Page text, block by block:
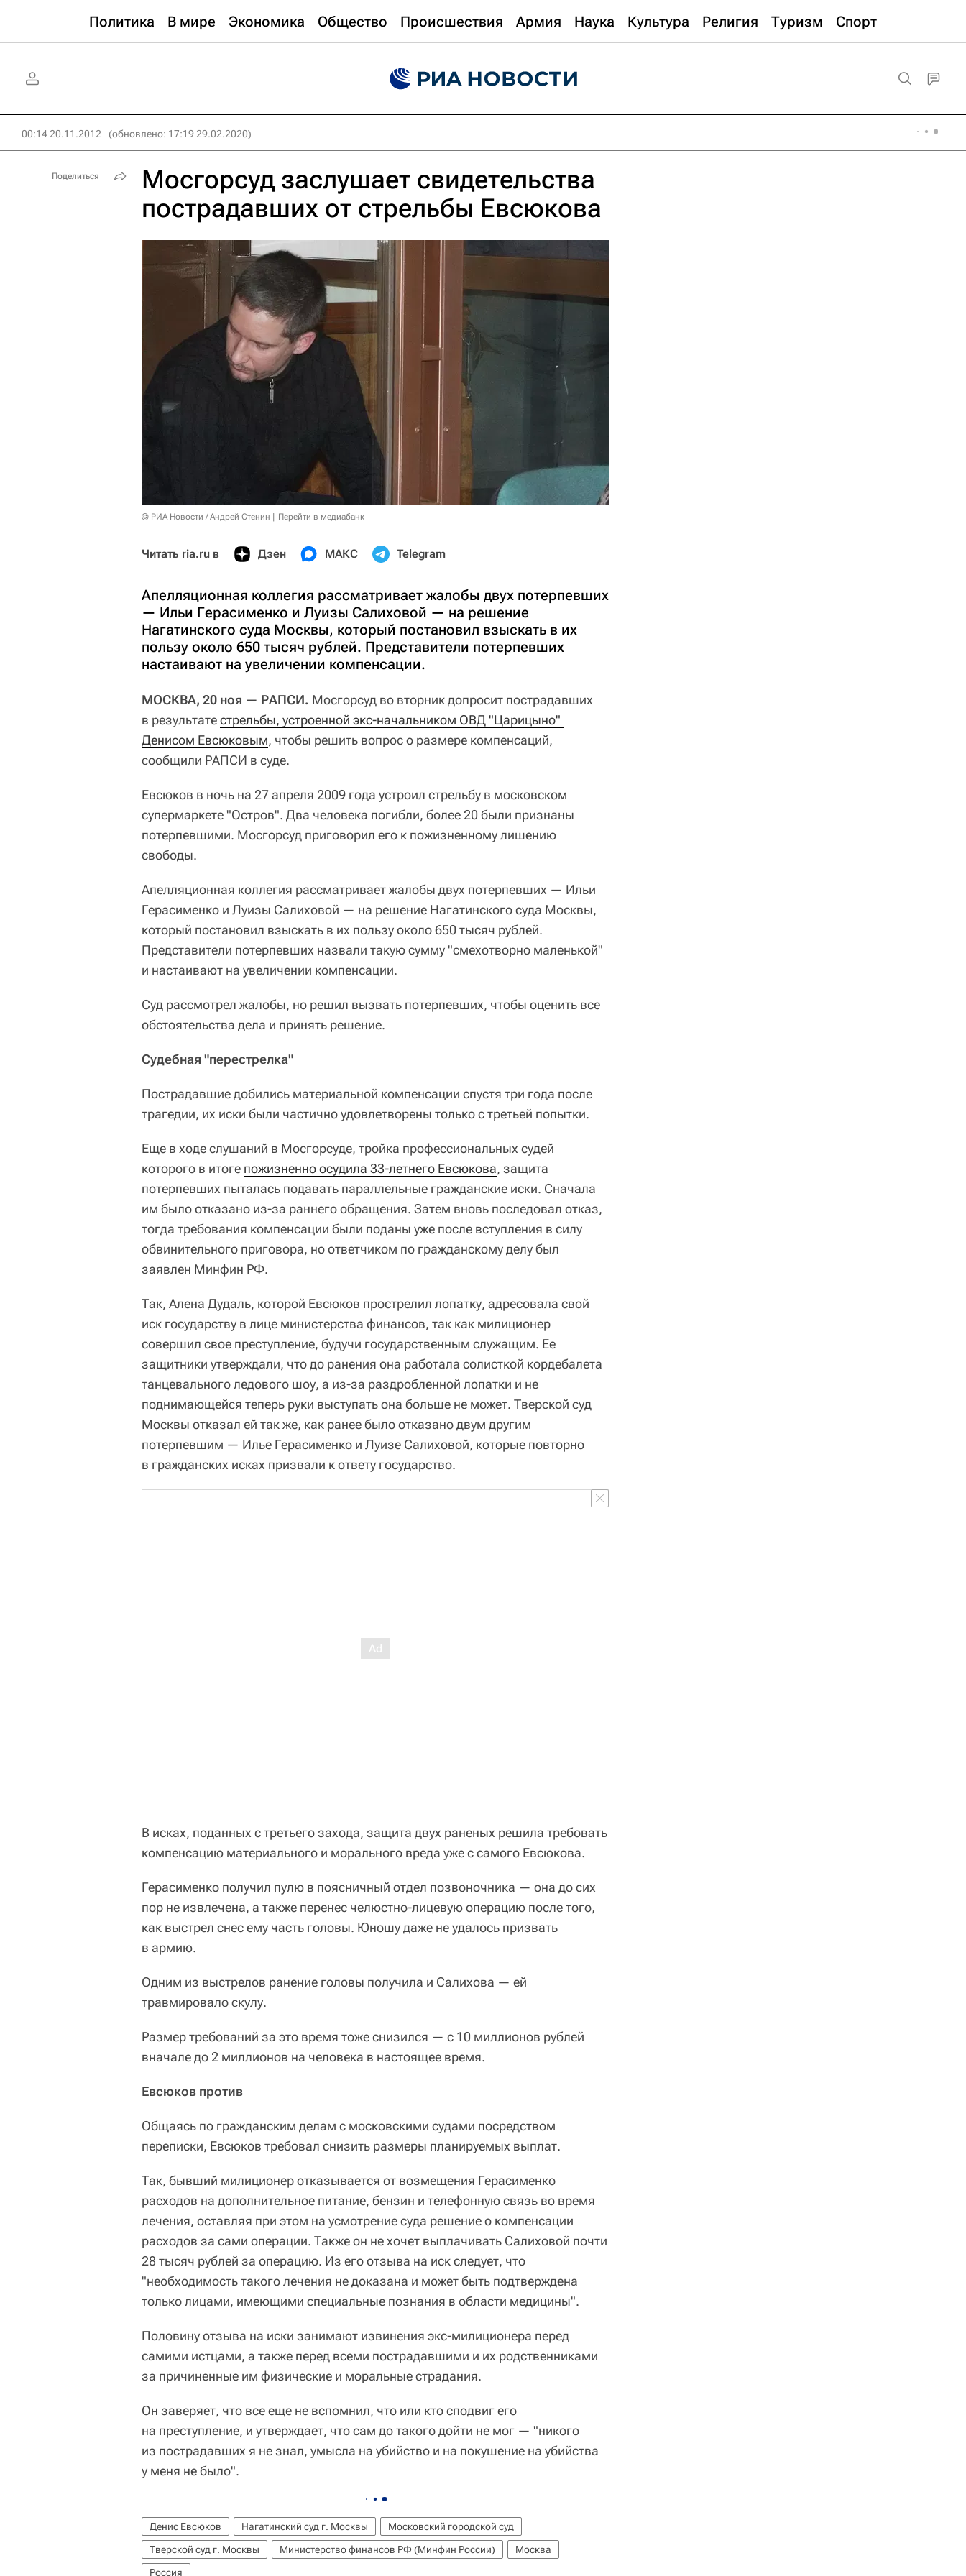
Политика В мире Экономика Общество Происшествия Армия Наука Культура Религия Туризм Спорт
00:14 20.11.2012 (обновлено: 17:19 29.02.2020)
Мосгорсуд заслушает свидетельства
пострадавших от стрельбы Евсюкова
© РИА Новости / Андрей Стенин Перейти в медиабанк
Читать ria.ru в Дзен МАКС Telegram
Апелляционная коллегия рассматривает жалобы двух потерпевших
— Ильи Герасименко и Луизы Салиховой — на решение
Нагатинского суда Москвы, который постановил взыскать в их
пользу около 650 тысяч рублей. Представители потерпевших
настаивают на увеличении компенсации.
МОСКВА, 20 ноя — РАПСИ. Мосгорсуд во вторник допросит пострадавших
в результатестрельбы, устроенной экс-начальником ОВД "Царицыно"
Денисом Евсюковым, чтобы решить вопрос о размере компенсаций,
сообщили РАПСИ в суде.
Евсюков в ночь на 27 апреля 2009 года устроил стрельбу в московском
супермаркете "Остров". Два человека погибли, более 20 были признаны
потерпевшими. Мосгорсуд приговорил его к пожизненному лишению
свободы.
Апелляционная коллегия рассматривает жалобы двух потерпевших — Ильи
Герасименко и Луизы Салиховой — на решение Нагатинского суда Москвы,
который постановил взыскать в их пользу около 650 тысяч рублей.
Представители потерпевших назвали такую сумму "смехотворно маленькой"
и настаивают на увеличении компенсации.
Суд рассмотрел жалобы, но решил вызвать потерпевших, чтобы оценить все
обстоятельства дела и принять решение.
Судебная "перестрелка"
Пострадавшие добились материальной компенсации спустя три года после
трагедии, их иски были частично удовлетворены только с третьей попытки.
Еще в ходе слушаний в Мосгорсуде, тройка профессиональных судей
которого в итоге пожизненно осудила 33-летнего Евсюкова, защита
потерпевших пыталась подавать параллельные гражданские иски. Сначала
им было отказано из-за раннего обращения. Затем вновь последовал отказ,
тогда требования компенсации были поданы уже после вступления в силу
обвинительного приговора, но ответчиком по гражданскому делу был
заявлен Минфин РФ.
Так, Алена Дудаль, которой Евсюков прострелил лопатку, адресовала свой
иск государству в лице министерства финансов, так как милиционер
совершил свое преступление, будучи государственным служащим. Ее
защитники утверждали, что до ранения она работала солисткой кордебалета
танцевального ледового шоу, а из-за раздробленной лопатки и не
поднимающейся теперь руки выступать она больше не может. Тверской суд
Москвы отказал ей так же, как ранее было отказано двум другим
потерпевшим — Илье Герасименко и Луизе Салиховой, которые повторно
в гражданских исках призвали к ответу государство.
В исках, поданных с третьего захода, защита двух раненых решила требовать
компенсацию материального и морального вреда уже с самого Евсюкова.
Герасименко получил пулю в поясничный отдел позвоночника — она до сих
пор не извлечена, а также перенес челюстно-лицевую операцию после того,
как выстрел снес ему часть головы. Юношу даже не удалось призвать
в армию.
Одним из выстрелов ранение головы получила и Салихова — ей
травмировало скулу.
Размер требований за это время тоже снизился — с 10 миллионов рублей
вначале до 2 миллионов на человека в настоящее время.
Евсюков против
Общаясь по гражданским делам с московскими судами посредством
переписки, Евсюков требовал снизить размеры планируемых выплат.
Так, бывший милиционер отказывается от возмещения Герасименко
расходов на дополнительное питание, бензин и телефонную связь во время
лечения, оставляя при этом на усмотрение суда решение о компенсации
расходов за сами операции. Также он не хочет выплачивать Салиховой почти
28 тысяч рублей за операцию. Из его отзыва на иск следует, что
"необходимость такого лечения не доказана и может быть подтверждена
только лицами, имеющими специальные познания в области медицины".
Половину отзыва на иски занимают извинения экс-милиционера перед
самими истцами, а также перед всеми пострадавшими и их родственниками
за причиненные им физические и моральные страдания.
Он заверяет, что все еще не вспомнил, что или кто сподвиг его
на преступление, и утверждает, что сам до такого дойти не мог — "никого
из пострадавших я не знал, умысла на убийство и на покушение на убийства
у меня не было".
Денис Евсюков Нагатинский суд г. Москвы
Московский городской суд
Тверской суд г. Москвы
Министерство финансов РФ (Минфин России)
Москва
Россия
Поделиться